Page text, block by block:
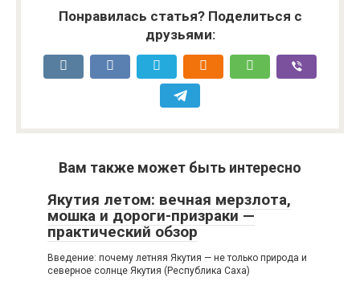
Понравилась статья? Поделиться с
друзьями:
Вам также может быть интересно
Якутия летом: вечная мерзлота,
мошка и дороги-призраки —
практический обзор
Введение: почему летняя Якутия — не только природа и
северное солнце Якутия (Республика Саха)